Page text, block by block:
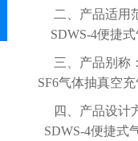
二、产品适用
SDWS-4便捷式
三、产品别称
SF6气体抽真空
四、产品设计
SDWS-4便捷式